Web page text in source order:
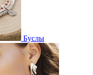
Буслы